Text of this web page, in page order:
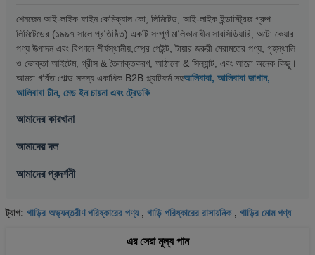
শেনজেন আই-লাইক ফাইন কেমিক্যাল কো, লিমিটেড, আই-লাইক ইন্ডাস্ট্রিজ গ্রুপ
লিমিটেডের (১৯৯৭ সালে প্রতিষ্ঠিত) একটি সম্পূর্ণ মালিকানাধীন সাবসিডিয়ারি, অটো কেয়ার
পণ্য উত্পাদন এবং বিপণনে শীর্ষস্থানীয়,স্প্রে পেইন্ট, টায়ার জরুরী মেরামতের পণ্য, গৃহস্থালি
ও ভোক্তা আইটেম, গ্রীস & তৈলাক্তকরণ, আঠালো & সিল্যান্ট, এবং আরো অনেক কিছু।
আমরা গর্বিত গোল্ড সদস্য একাধিক B2B প্ল্যাটফর্ম সহআলিবাবা, আলিবাবা জাপান,
আলিবাবা চীন, মেড ইন চায়না এবং ট্রেডকি.
আমাদের কারখানা
আমাদের দল
আমাদের প্রদর্শনী
ট্যাগ: গাড়ির অভ্যন্তরীণ পরিষ্কারের পণ্য, গাড়ি পরিষ্কারের রাসায়নিক, গাড়ির মোম পণ্য
এর সেরা মূল্য পান